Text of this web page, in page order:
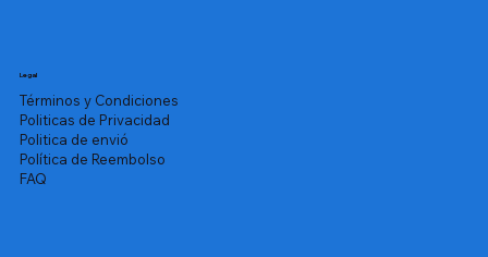
Legal
Términos y Condiciones
Politicas de Privacidad
Politica de envió
Política de Reembolso
FAQ